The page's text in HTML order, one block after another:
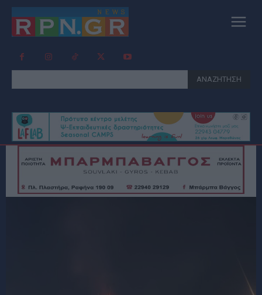
ΑΝΑΖΗΤΗΣΗ